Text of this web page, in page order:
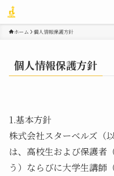
ホーム 個人情報保護方針
個人情報保護方針
1.基本方針
株式会社スターベルズ（
は、高校生および保護者
う）ならびに大学生講師